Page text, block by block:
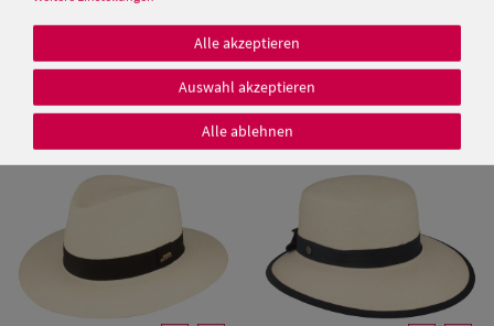
Damen
Baseball Caps
Damen UV-
Schutz Caps
Jeansoptik-Garnitur von Hut
Damen-Panama von Hut-
Breiter
149,50 €
119,50 €
Alle akzeptieren
Auswahl akzeptieren
Alle ablehnen